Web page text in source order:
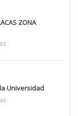
ZONA
Universidad